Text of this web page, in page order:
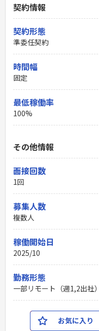
契約情報
契約形態
準委任契約
時間幅
固定
最低稼働率
100%
その他情報
面接回数
1回
募集人数
複数人
稼働開始日
2025/10
勤務形態
一部リモート（週1,2出社）
お気に入り